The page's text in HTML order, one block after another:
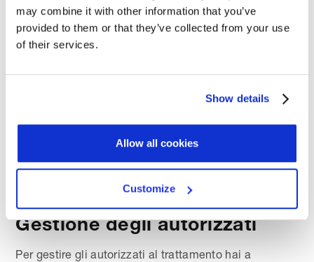
may combine it with other information that you’ve
provided to them or that they’ve collected from your use
of their services.
Show details
Allow all cookies
Customize
verifica se esistono autorizzati con lo stesso
codice fiscale;
500soggetti.
Se anche una sola di queste condizioni non è
soddisfatta l'importazione viene interrotta
Gestione degli autorizzati
Per gestire gli autorizzati al trattamento hai a